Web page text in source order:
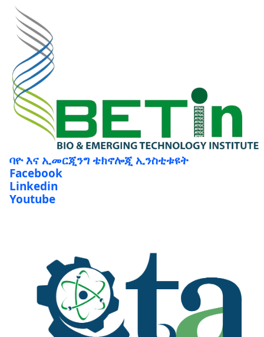
ባዮ እና ኢመርጂንግ ቴክኖሎጂ ኢንስቲቱዩት
Facebook
Linkedin
Youtube